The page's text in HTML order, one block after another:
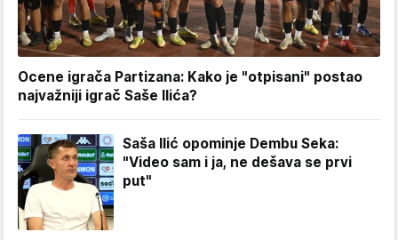
Ocene igrača Partizana: Kako je "otpisani" postao
najvažniji igrač Saše Ilića?
Saša Ilić opominje Dembu Seka:
"Video sam i ja, ne dešava se prvi
put"